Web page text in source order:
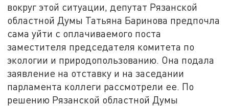
вокруг этой ситуации, депутат Рязанской
областной Думы Татьяна Баринова предпочла
сама уйти с оплачиваемого поста
заместителя председателя комитета по
экологии и природопользованию. Она подала
заявление на отставку и на заседании
парламента коллеги рассмотрели ее. По
решению Рязанской областной Думы